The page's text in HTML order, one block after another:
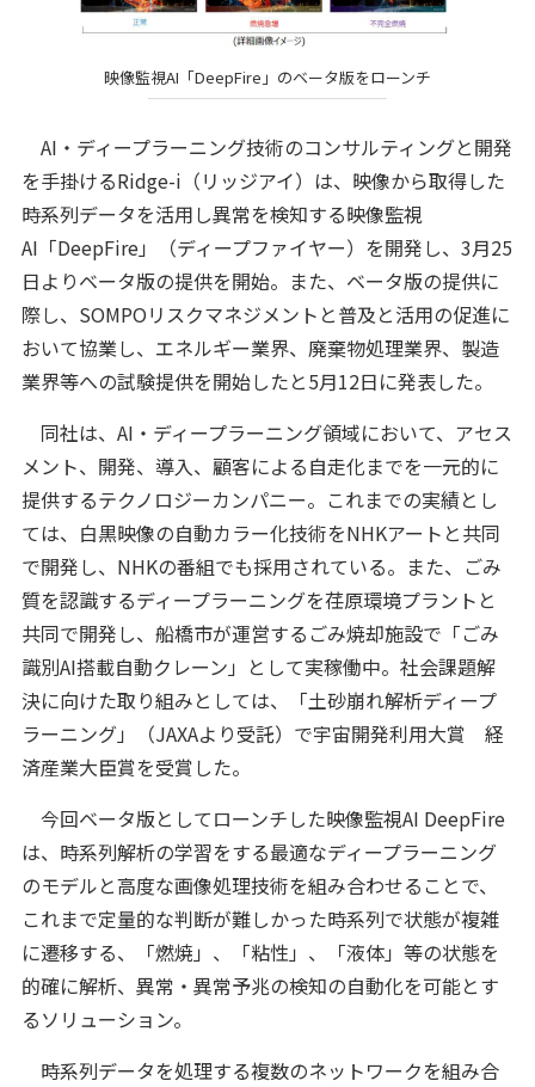
映像監視AI「DeepFire」のベータ版をローンチ
AI・ディープラーニング技術のコンサルティングと開発
を手掛けるRidge-i（リッジアイ）は、映像から取得した
時系列データを活用し異常を検知する映像監視
AI「DeepFire」（ディープファイヤー）を開発し、3月25
日よりベータ版の提供を開始。また、ベータ版の提供に
際し、SOMPOリスクマネジメントと普及と活用の促進に
おいて協業し、エネルギー業界、廃棄物処理業界、製造
業界等への試験提供を開始したと5月12日に発表した。
同社は、AI・ディープラーニング領域において、アセス
メント、開発、導入、顧客による自走化までを一元的に
提供するテクノロジーカンパニー。これまでの実績とし
ては、白黒映像の自動カラー化技術をNHKアートと共同
で開発し、NHKの番組でも採用されている。また、ごみ
質を認識するディープラーニングを荏原環境プラントと
共同で開発し、船橋市が運営するごみ焼却施設で「ごみ
識別AI搭載自動クレーン」として実稼働中。社会課題解
決に向けた取り組みとしては、「土砂崩れ解析ディープ
ラーニング」（JAXAより受託）で宇宙開発利用大賞 経
済産業大臣賞を受賞した。
今回ベータ版としてローンチした映像監視AI DeepFire
は、時系列解析の学習をする最適なディープラーニング
のモデルと高度な画像処理技術を組み合わせることで、
これまで定量的な判断が難しかった時系列で状態が複雑
に遷移する、「燃焼」、「粘性」、「液体」等の状態を
的確に解析、異常・異常予兆の検知の自動化を可能とす
るソリューション。
時系列データを処理する複数のネットワークを組み合